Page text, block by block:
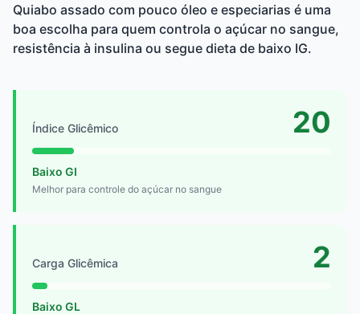
Quiabo assado com pouco óleo e especiarias é uma
boa escolha para quem controla o açúcar no sangue,
resistência à insulina ou segue dieta de baixo IG.
Índice Glicêmico 20
Baixo GI
Melhor para controle do açúcar no sangue
Carga Glicêmica 2
Baixo GL